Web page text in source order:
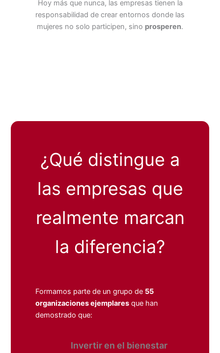
Hoy más que nunca, las empresas tienen la
responsabilidad de crear entornos donde las
mujeres no solo participen, sino prosperen.
¿Qué distingue a
las empresas que
realmente marcan
la diferencia?
Formamos parte de un grupo de 55
organizaciones ejemplaresque han
demostrado que:
Invertir en el bienestar